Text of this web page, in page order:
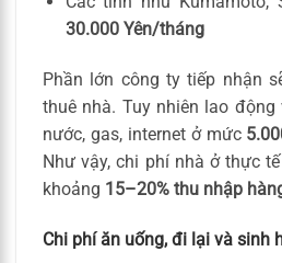
30.000 Yên/tháng
Phần lớn công ty tiếp nhận
thuê nhà. Tuy nhiên lao
nước, gas, internet ở mức
Như vậy, chi phí nhà ở thực
khoảng 15–20% thu nhập
Chi phí ăn uống, đi lại và sinh